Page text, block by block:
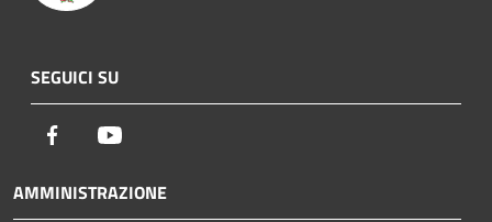
SEGUICI SU
Facebook
AMMINISTRAZIONE